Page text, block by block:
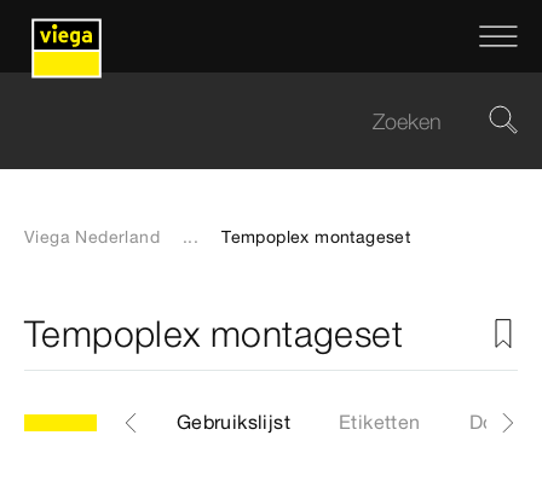
Viega Nederland ... Tempoplex montageset
Tempoplex montageset
Artikelen Gebruikslijst Etiketten